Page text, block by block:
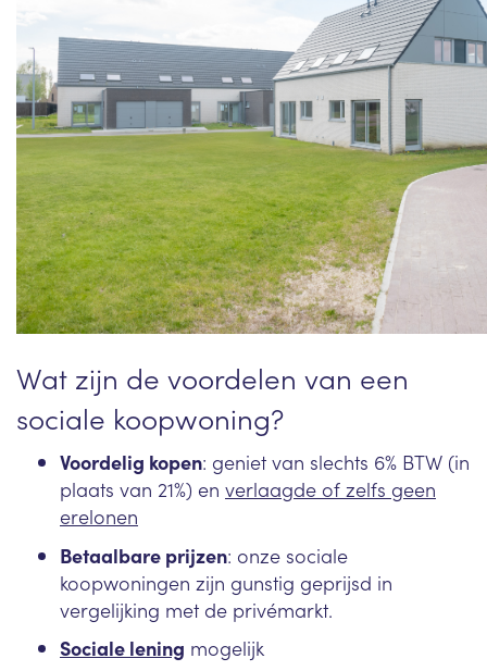
Wat zijn de voordelen van een
sociale koopwoning?
Voordelig kopen: geniet van slechts 6% BTW (in
plaats van 21%) en verlaagde of zelfs geen
erelonen
Betaalbare prijzen: onze sociale
koopwoningen zijn gunstig geprijsd in
vergelijking met de privémarkt.
Sociale lening mogelijk